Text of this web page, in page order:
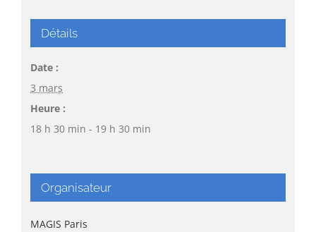
Détails
Date :
3 mars
Heure :
18 h 30 min - 19 h 30 min
Organisateur
MAGIS Paris